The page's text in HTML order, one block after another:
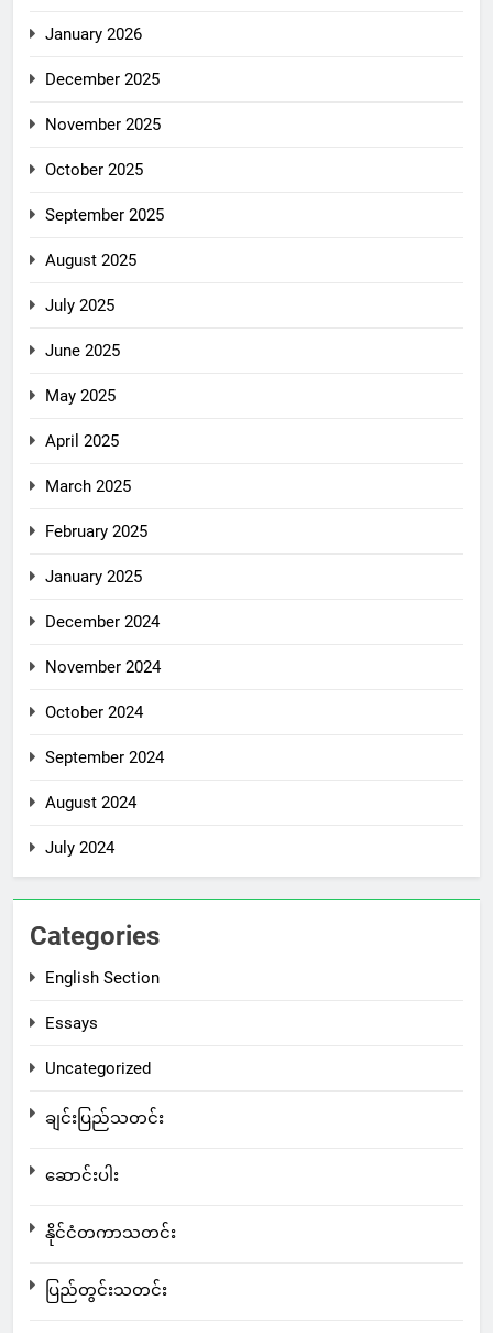
January 2026
December 2025
November 2025
October 2025
September 2025
August 2025
July 2025
June 2025
May 2025
April 2025
March 2025
February 2025
January 2025
December 2024
November 2024
October 2024
September 2024
August 2024
July 2024
Categories
English Section
Essays
Uncategorized
ချင်းပြည်သတင်း
ဆောင်းပါး
နိုင်ငံတကာသတင်း
ပြည်တွင်းသတင်း